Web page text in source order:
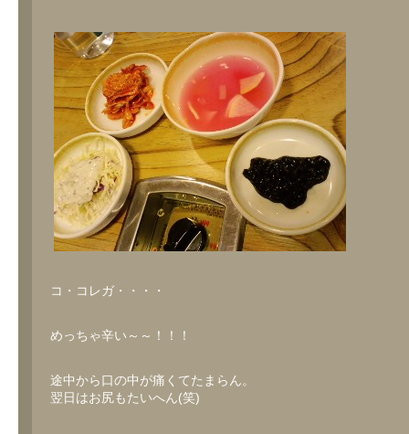
コ・コレガ・・・・
めっちゃ辛い～～！！！
途中から口の中が痛くてたまらん。
翌日はお尻もたいへん(笑)